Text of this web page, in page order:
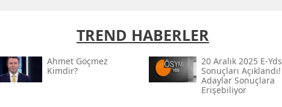
TREND HABERLER
Ahmet Göçmez
Kimdir?
20 Aralık 2025 E-Yds
Sonuçları Açıklandı!
Adaylar Sonuçlara
Erişebiliyor